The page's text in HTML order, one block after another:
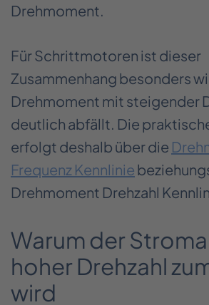
Drehmoment.
Für Schrittmotoren ist dieser
Zusammenhang besonders
Drehmoment mit steigender
deutlich abfällt. Die
erfolgt deshalb über die
Frequenz Kennlinie
Drehmoment Drehzahl
Warum der
hoher Drehzahl
wird